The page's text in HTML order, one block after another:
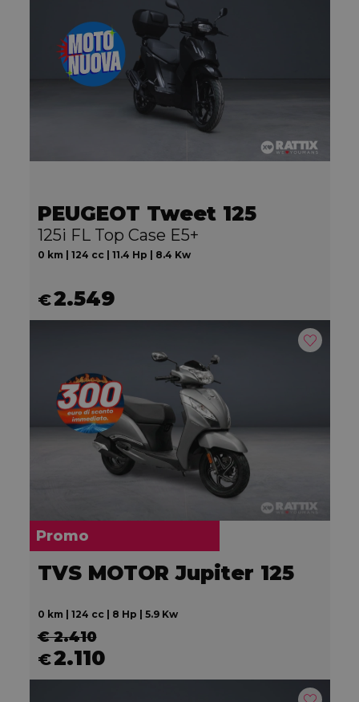
PEUGEOT Tweet 125
125i FL Top Case E5+
0 km | 124 cc | 11.4 Hp | 8.4 Kw
€2.549
Promo
TVS MOTOR Jupiter 125
0 km | 124 cc | 8 Hp | 5.9 Kw
€ 2.410
€2.110